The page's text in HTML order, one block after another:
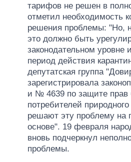
тарифов не решен в
отметил необходимость
решения проблемы: "Но,
это должно быть
законодательном уровне
период действия
депутатская группа
зарегистрировала
и № 4639 по защите прав
потребителей
решают эту проблему на
основе". 19 февраля
вновь подчеркнул
проблемы.